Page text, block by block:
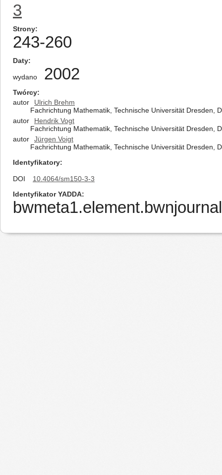
3
Strony
243-260
Daty
wydano 2002
Twórcy
autor
Ulrich Brehm
Fachrichtung Mathematik, Technische Universität Dresden,
autor
Hendrik Vogt
Fachrichtung Mathematik, Technische Universität Dresden,
autor
Jürgen Voigt
Fachrichtung Mathematik, Technische Universität Dresden,
Identyfikatory
DOI
10.4064/sm150-3-3
Identyfikator YADDA